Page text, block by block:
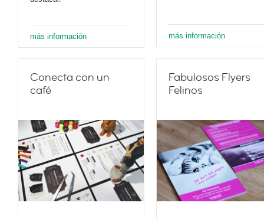
más información más información
Conecta con un
café
Fabulosos Flyers
Felinos